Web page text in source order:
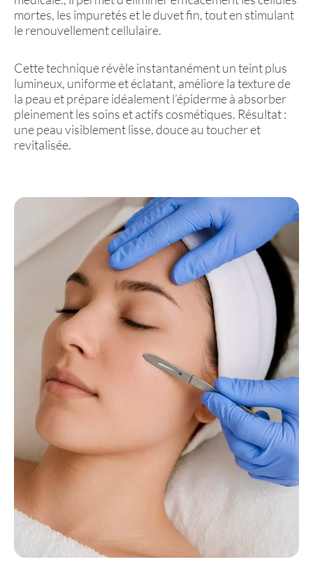
mortes, les impuretés et le duvet fin, tout en stimulant
le renouvellement cellulaire.
Cette technique révèle instantanément un teint plus
lumineux, uniforme et éclatant, améliore la texture de
la peau et prépare idéalement l’épiderme à absorber
pleinement les soins et actifs cosmétiques. Résultat :
une peau visiblement lisse, douce au toucher et
revitalisée.